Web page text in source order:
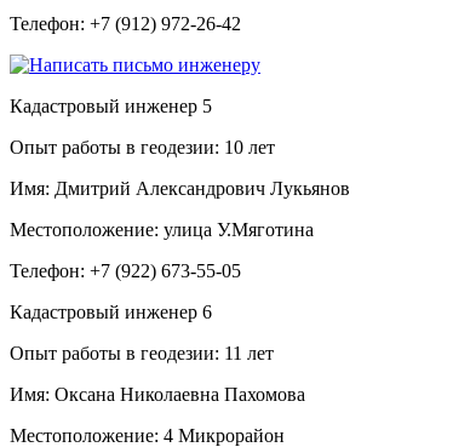
Телефон: +7 (912) 972-26-42
Кадастровый инженер 5
Опыт работы в геодезии: 10 лет
Имя: Дмитрий Александрович Лукьянов
Местоположение: улица У.Мяготина
Телефон: +7 (922) 673-55-05
Кадастровый инженер 6
Опыт работы в геодезии: 11 лет
Имя: Оксана Николаевна Пахомова
Местоположение: 4 Микрорайон